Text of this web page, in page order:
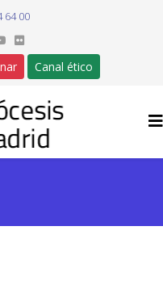
64 00
Canal ético